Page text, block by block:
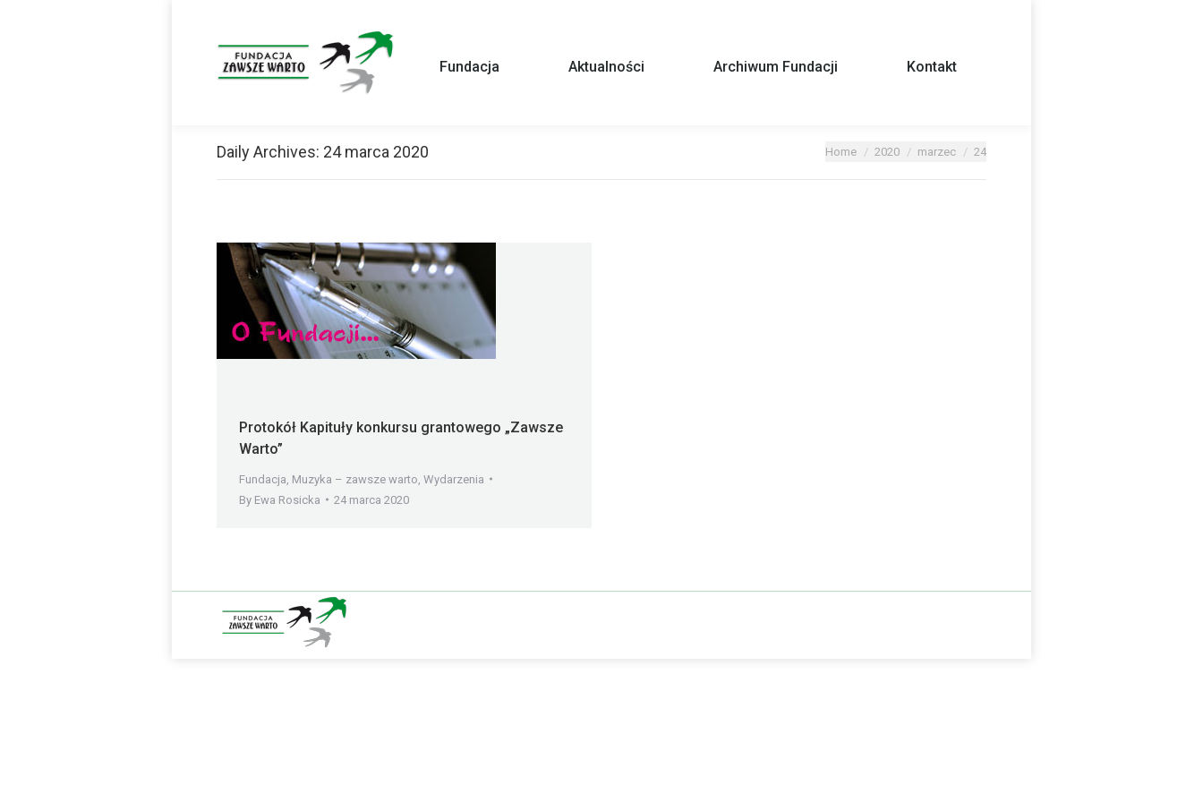
Fundacja Aktualności Archiwum Fundacji Kontakt
Daily Archives: 24 marca 2020 Home 2020 marzec 24
Protokół Kapituły konkursu grantowego „Zawsze
Warto”
Fundacja Muzyka – zawsze warto Wydarzenia
By Ewa Rosicka 24 marca 2020